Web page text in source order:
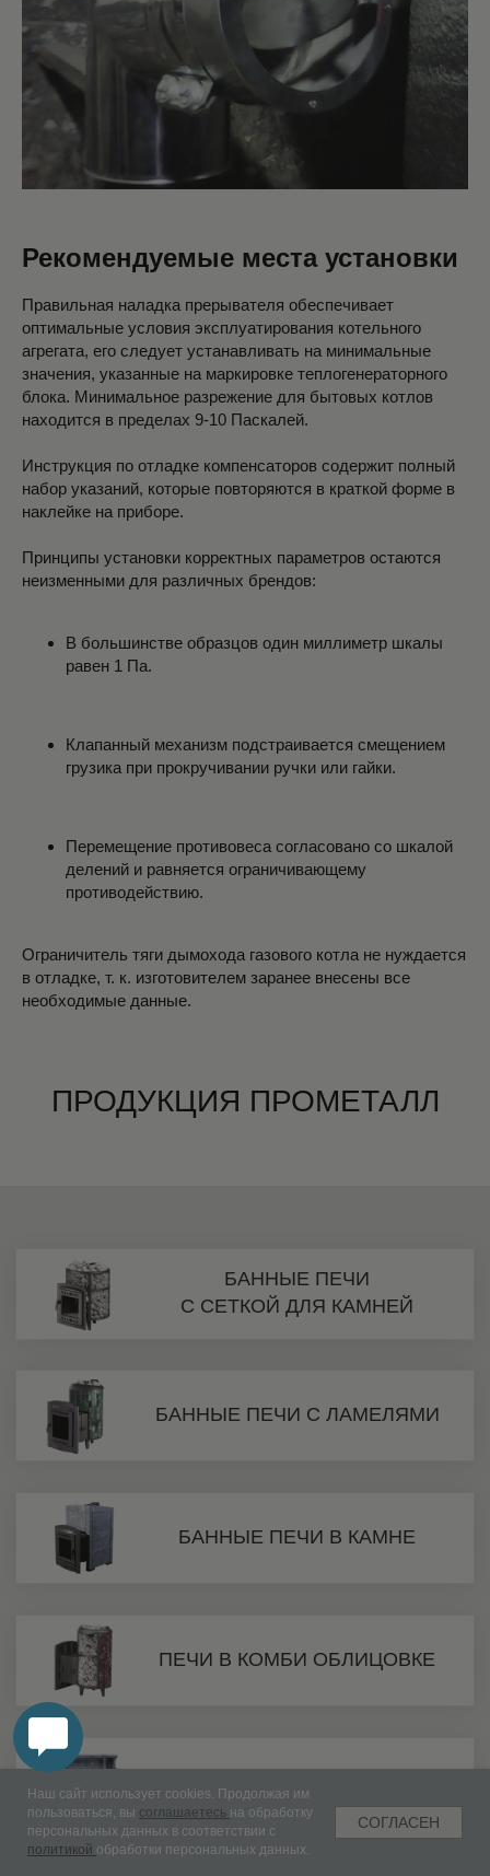
Рекомендуемые места установки
Правильная наладка прерывателя обеспечивает
оптимальные условия эксплуатирования котельного
агрегата, его следует устанавливать на минимальные
значения, указанные на маркировке теплогенераторного
блока. Минимальное разрежение для бытовых котлов
находится в пределах 9-10 Паскалей.
Инструкция по отладке компенсаторов содержит полный
набор указаний, которые повторяются в краткой форме в
наклейке на приборе.
Принципы установки корректных параметров остаются
неизменными для различных брендов:
В большинстве образцов один миллиметр шкалы
равен 1 Па.
Клапанный механизм подстраивается смещением
грузика при прокручивании ручки или гайки.
Перемещение противовеса согласовано со шкалой
делений и равняется ограничивающему
противодействию.
Ограничитель тяги дымохода газового котла не нуждается
в отладке, т. к. изготовителем заранее внесены все
необходимые данные.
ПРОДУКЦИЯ ПРОМЕТАЛЛ
Наш сайт использует cookies. Продолжая им
пользоваться, вы соглашаетесь на обработку
персональных данных в соответствии с
политикой обработки персональных данных.
СОГЛАСЕН